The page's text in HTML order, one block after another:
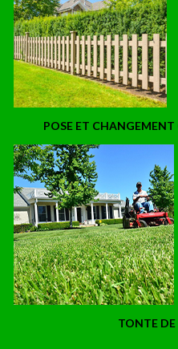
POSE ET CHANGEMENT
TONTE DE